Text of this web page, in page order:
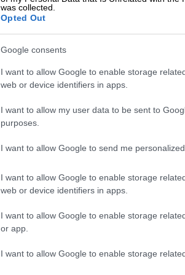
was collected.
Opted Out
Google consents
I want to allow Google to enable storage
web or device identifiers in apps.
I want to allow my user data to be sent to
purposes.
I want to allow Google to send me
I want to allow Google to enable storage
web or device identifiers in apps.
I want to allow Google to enable storage
or app.
I want to allow Google to enable storage
«Οδοστρωτήρας» ο
του τους
Μεγαλειώδες
55 πόντους
ο Γιάννης
Μάικλ Τζόρνταν: